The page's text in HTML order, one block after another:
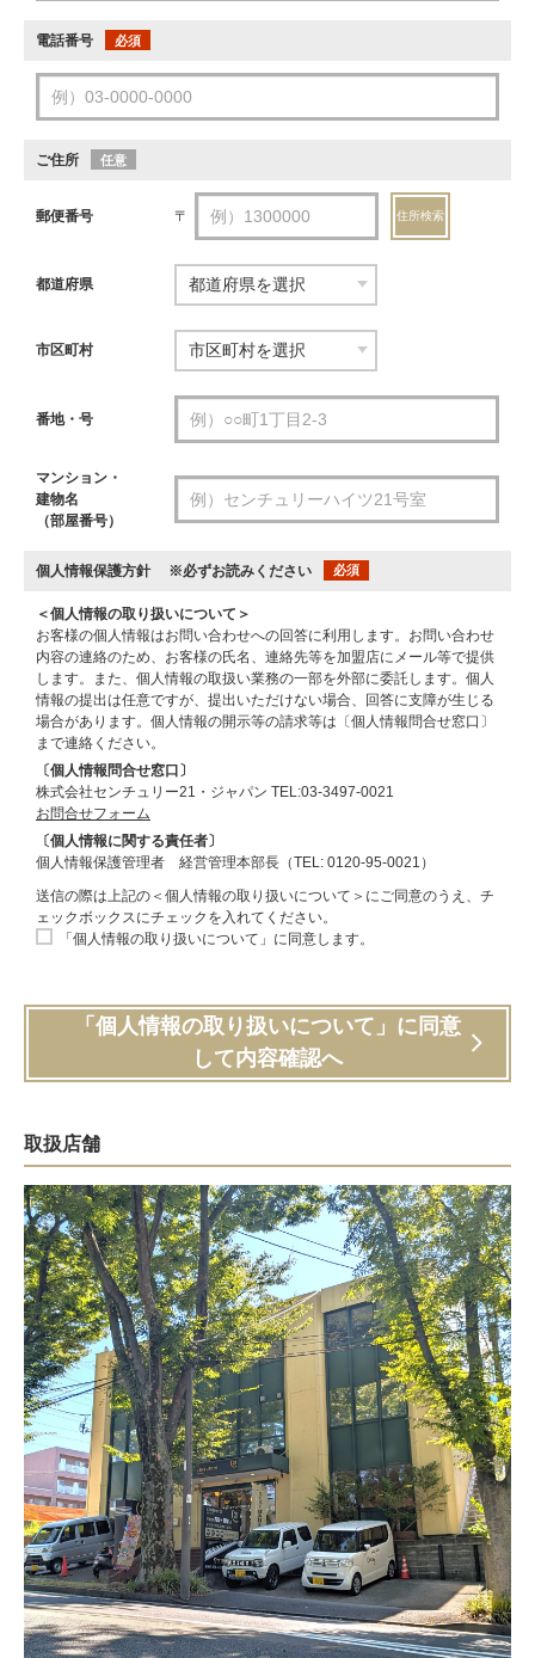
電話番号 必須
ご住所 任意
郵便番号 〒 住所検索
都道府県
市区町村
番地・号
マンション・
建物名
（部屋番号）
個人情報保護方針 ※必ずお読みください 必須
＜個人情報の取り扱いについて＞
お客様の個人情報はお問い合わせへの回答に利用します。お問い合わせ
内容の連絡のため、お客様の氏名、連絡先等を加盟店にメール等で提供
します。また、個人情報の取扱い業務の一部を外部に委託します。個人
情報の提出は任意ですが、提出いただけない場合、回答に支障が生じる
場合があります。個人情報の開示等の請求等は〔個人情報問合せ窓口〕
まで連絡ください。
〔個人情報問合せ窓口〕
株式会社センチュリー21・ジャパン TEL:03-3497-0021
お問合せフォーム
〔個人情報に関する責任者〕
個人情報保護管理者 経営管理本部長（TEL: 0120-95-0021）
送信の際は上記の＜個人情報の取り扱いについて＞にご同意のうえ、チ
ェックボックスにチェックを入れてください。
「個人情報の取り扱いについて」に同意します。
「個人情報の取り扱いについて」に同意
して内容確認へ
取扱店舗